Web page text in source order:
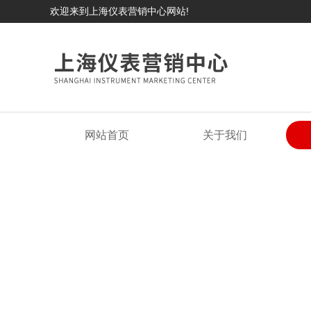
欢迎来到上海仪表营销中心网站!
网站首页 关于我们